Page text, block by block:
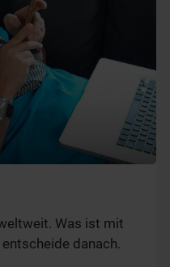
Was ist mit
danach.